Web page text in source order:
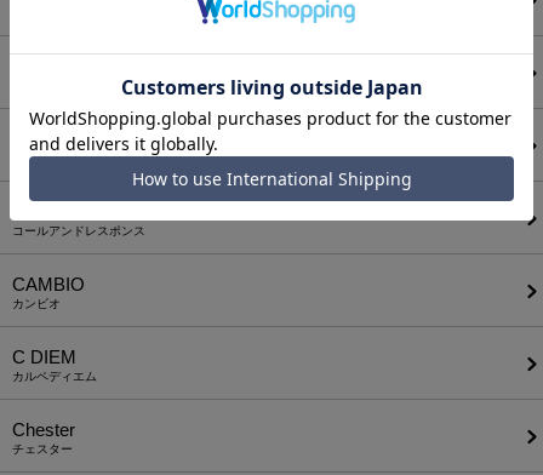
BODYSONG.
ボディソング
コールアンドレスポンス
CAMBIO
カンビオ
C DIEM
カルペディエム
Chester
チェスター